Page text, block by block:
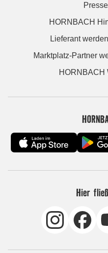
HORNBACH
Lieferant
Marktplatz-Partner
HORNBACH
Hier